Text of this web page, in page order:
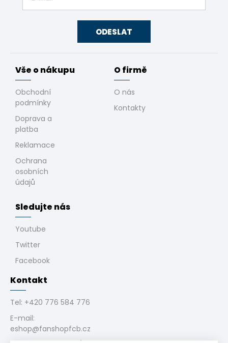
ODESLAT
Kontakt
Tel: +420 776 584 776
E-mail:
eshop@fanshopfcb.cz
Vše o nákupu
Obchodní
podmínky
Doprava a
platba
Reklamace
Ochrana
osobních
údajů
O firmě
O nás
Kontakty
Sledujte nás
Youtube
Twitter
Facebook